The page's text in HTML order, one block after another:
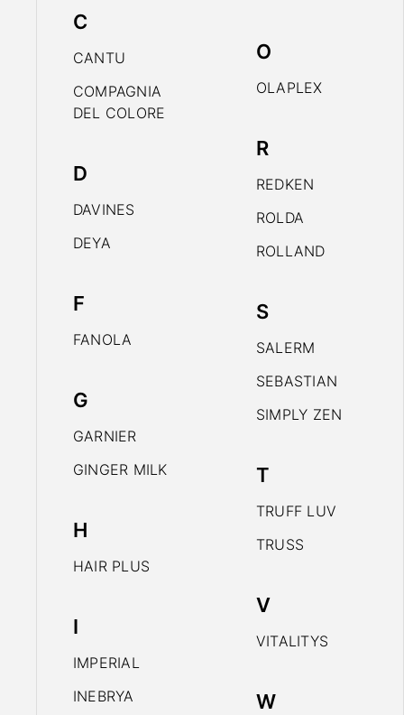
C
CANTU
COMPAGNIA
DEL COLORE
D
DAVINES
DEYA
F
FANOLA
G
GARNIER
GINGER MILK
H
HAIR PLUS
I
IMPERIAL
INEBRYA
O
OLAPLEX
R
REDKEN
ROLDA
ROLLAND
S
SALERM
SEBASTIAN
SIMPLY ZEN
T
TRUFF LUV
TRUSS
V
VITALITYS
W